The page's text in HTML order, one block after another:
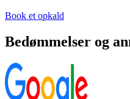
Book et opkald
Bedømmelser og